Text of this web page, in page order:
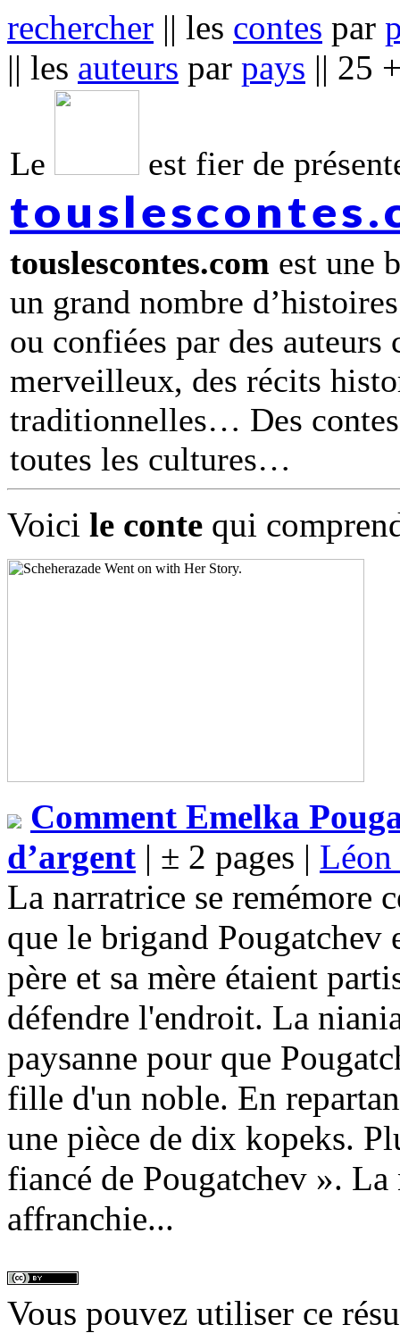
rechercher || les contes par
|| les auteurs par pays || 25
Le est fier de
touslescontes.com est une
un grand nombre
ou confiées par des
merveilleux, des récits
traditionnelles… Des
toutes les cultures
Voici le conte qui
Comment Emelka
d’argent | ± 2 pages | Léon
La narratrice se remémore
que le brigand Pougatchev
père et sa mère étaient
défendre l'endroit. La
paysanne pour que
fille d'un noble. En
une pièce de dix kopeks.
fiancé de Pougatchev ».
affranchie...
Vous pouvez utiliser ce